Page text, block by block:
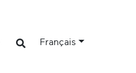
Français